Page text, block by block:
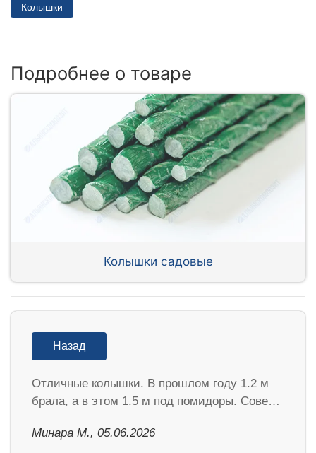
Колышки
Подробнее о товаре
Колышки садовые
Назад
Отличные колышки. В прошлом году 1.2 м
брала, а в этом 1.5 м под помидоры. Сове…
Минара М., 05.06.2026